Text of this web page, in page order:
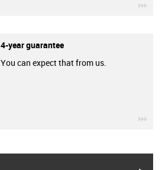
4-year guarantee
You can expect that from us.